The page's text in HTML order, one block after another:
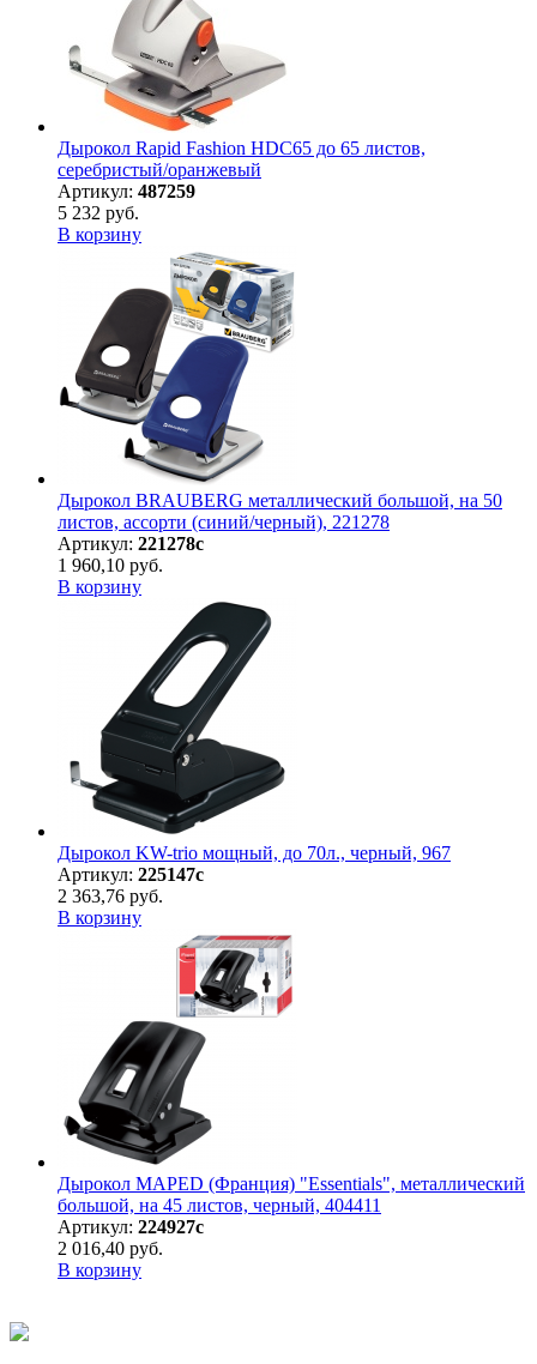
Дырокол Rapid Fashion HDC65 до 65 листов,
серебристый/оранжевый
Артикул: 487259
5 232 руб.
В корзину
Дырокол BRAUBERG металлический большой, на 50
листов, ассорти (синий/черный), 221278
Артикул: 221278с
1 960,10 руб.
В корзину
Дырокол KW-trio мощный, до 70л., черный, 967
Артикул: 225147с
2 363,76 руб.
В корзину
Дырокол MAPED (Франция) "Essentials", металлический
большой, на 45 листов, черный, 404411
Артикул: 224927с
2 016,40 руб.
В корзину